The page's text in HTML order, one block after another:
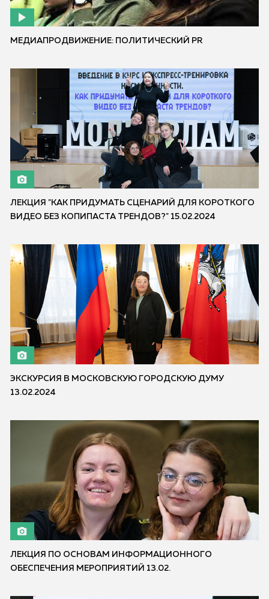
МЕДИАПРОДВИЖЕНИЕ: ПОЛИТИЧЕСКИЙ PR
ЛЕКЦИЯ "КАК ПРИДУМАТЬ СЦЕНАРИЙ ДЛЯ КОРОТКОГО
ВИДЕО БЕЗ КОПИПАСТА ТРЕНДОВ?" 15.02.2024
ЭКСКУРСИЯ В МОСКОВСКУЮ ГОРОДСКУЮ ДУМУ
13.02.2024
ЛЕКЦИЯ ПО ОСНОВАМ ИНФОРМАЦИОННОГО
ОБЕСПЕЧЕНИЯ МЕРОПРИЯТИЙ 13.02.